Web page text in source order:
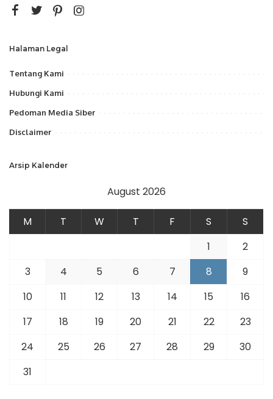
Halaman Legal
Tentang Kami
Hubungi Kami
Pedoman Media Siber
Disclaimer
Arsip Kalender
August 2026
M T W T F S
S
1
2
3
4 5 6 7 8
9
10
11 12 13 14 15
16
17
18 19 20 21 22
23
24
25 26 27 28 29
30
31